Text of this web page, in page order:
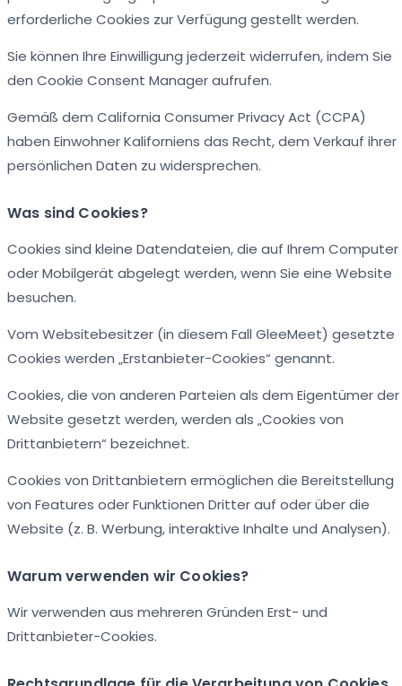
erforderliche Cookies zur Verfügung gestellt werden.
Sie können Ihre Einwilligung jederzeit widerrufen, indem Sie
den Cookie Consent Manager aufrufen.
Gemäß dem California Consumer Privacy Act (CCPA)
haben Einwohner Kaliforniens das Recht, dem Verkauf ihrer
persönlichen Daten zu widersprechen.
Was sind Cookies?
Cookies sind kleine Datendateien, die auf Ihrem Computer
oder Mobilgerät abgelegt werden, wenn Sie eine Website
besuchen.
Vom Websitebesitzer (in diesem Fall GleeMeet) gesetzte
Cookies werden „Erstanbieter-Cookies“ genannt.
Cookies, die von anderen Parteien als dem Eigentümer der
Website gesetzt werden, werden als „Cookies von
Drittanbietern“ bezeichnet.
Cookies von Drittanbietern ermöglichen die Bereitstellung
von Features oder Funktionen Dritter auf oder über die
Website (z. B. Werbung, interaktive Inhalte und Analysen).
Warum verwenden wir Cookies?
Wir verwenden aus mehreren Gründen Erst- und
Drittanbieter-Cookies.